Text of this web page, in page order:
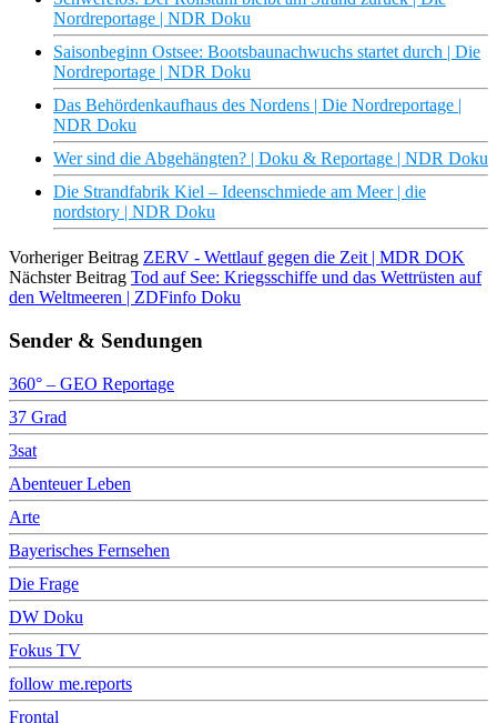
Nordreportage | NDR Doku
Saisonbeginn Ostsee: Bootsbaunachwuchs startet durch | Die
Nordreportage | NDR Doku
Das Behördenkaufhaus des Nordens | Die Nordreportage |
NDR Doku
Wer sind die Abgehängten? | Doku & Reportage | NDR Doku
Die Strandfabrik Kiel – Ideenschmiede am Meer | die
nordstory | NDR Doku
Vorheriger Beitrag ZERV - Wettlauf gegen die Zeit | MDR DOK
Nächster Beitrag Tod auf See: Kriegsschiffe und das Wettrüsten auf
den Weltmeeren | ZDFinfo Doku
Sender & Sendungen
360° – GEO Reportage
37 Grad
3sat
Abenteuer Leben
Arte
Bayerisches Fernsehen
Die Frage
DW Doku
Fokus TV
follow me.reports
Frontal